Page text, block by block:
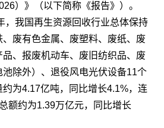
）》（以下简称《报告》）。
，我国再生资源回收行业总体保持
废有色金属、废塑料、废纸、废
、报废机动车、废旧纺织品、废
除外）、退役风电光伏设备11个
为4.17亿吨，同比增长4.1%，连
额约为1.39万亿元，同比增长